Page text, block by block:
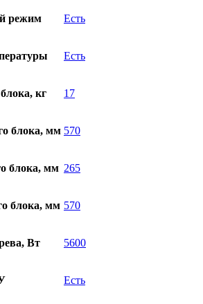
режим Есть
Есть
кг 17
блока, мм 570
блока, мм 265
блока, мм 570
Вт 5600
Есть